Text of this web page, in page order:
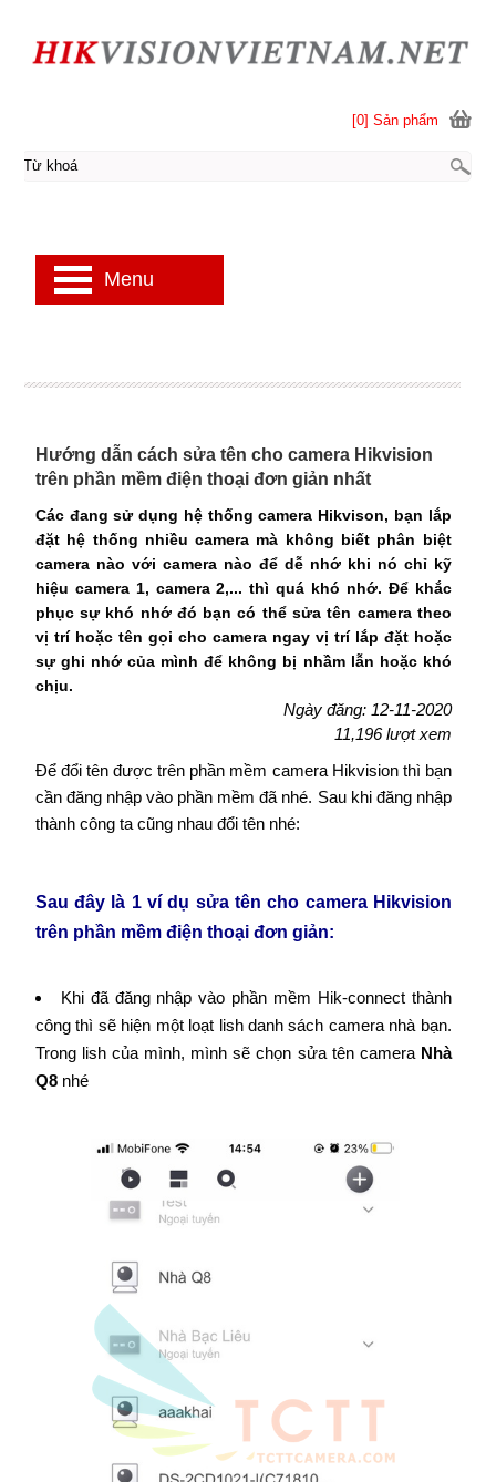
Hướng dẫn cách sửa tên cho camera Hikvision
trên phần mềm điện thoại đơn giản nhất
Các đang sử dụng hệ thống camera Hikvison, bạn lắp
đặt hệ thống nhiều camera mà không biết phân biệt
camera nào với camera nào để dễ nhớ khi nó chỉ kỹ
hiệu camera 1, camera 2,... thì quá khó nhớ. Để khắc
phục sự khó nhớ đó bạn có thể sửa tên camera theo
vị trí hoặc tên gọi cho camera ngay vị trí lắp đặt hoặc
sự ghi nhớ của mình để không bị nhầm lẫn hoặc khó
chịu.
Ngày đăng: 12-11-2020
11,196 lượt xem
Để đổi tên được trên phần mềm camera Hikvision thì bạn
cần đăng nhập vào phần mềm đã nhé. Sau khi đăng nhập
thành công ta cũng nhau đổi tên nhé:
Sau đây là 1 ví dụ sửa tên cho camera Hikvision
trên phần mềm điện thoại đơn giản:
Khi đã đăng nhập vào phần mềm Hik-connect thành
công thì sẽ hiện một loạt lish danh sách camera nhà bạn.
Trong lish của mình, mình sẽ chọn sửa tên camera Nhà
Q8nhé
[0] Sản phẩm
Menu